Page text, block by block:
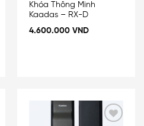
Khóa Thông Minh
Kaadas – RX-D
4.600.000 VND